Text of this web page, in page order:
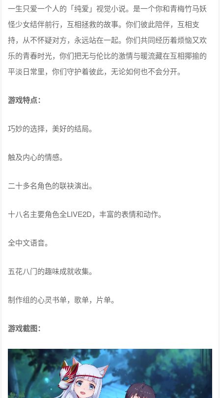
一生只爱一个人的「纯爱」视觉小说。是一个你和青梅竹马妖
怪少女结伴前行，互相拯救的故事。你们彼此陪伴，互相支
持，从不怀疑对方，永远站在一起。你们共同经历着烦恼又欢
乐的青春时光，你们把无与伦比的激情与暖流藏在互相揶揄的
平淡日常里，你们守护着彼此，无论如何也不会分开。
游戏特点：
巧妙的选择，美好的结局。
触及内心的情感。
二十多名角色的联袂演出。
十八名主要角色全LIVE2D，丰富的表情和动作。
全中文语音。
五花八门的趣味成就收集。
制作组的心灵书单，歌单，片单。
游戏截图：